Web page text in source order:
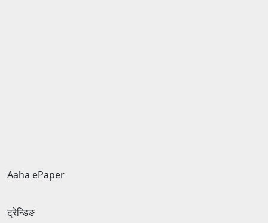
Aaha ePaper
ट्रेन्डिङ